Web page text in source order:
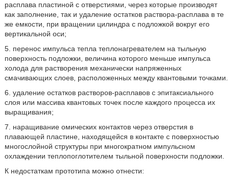
расплава пластиной с отверстиями, через которые производят
как заполнение, так и удаление остатков раствора-расплава в те
же емкости, при вращении цилиндра с подложкой вокруг его
вертикальной оси;
5. перенос импульса тепла теплонагревателем на тыльную
поверхность подложки, величина которого меньше импульса
холода для растворения механически напряженных
смачивающих слоев, расположенных между квантовыми точками.
6. удаление остатков растворов-расплавов с эпитаксиального
слоя или массива квантовых точек после каждого процесса их
выращивания;
7. наращивание омических контактов через отверстия в
плавающей пластине, находящейся в контакте с поверхностью
многослойной структуры при многократном импульсном
охлаждении теплопоглотителем тыльной поверхности подложки.
К недостаткам прототипа можно отнести: